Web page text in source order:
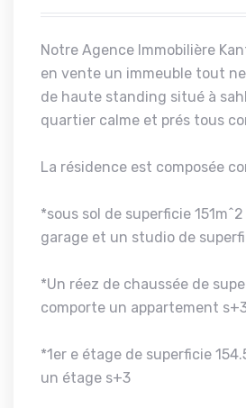
Notre Agence Immobilière
en vente un immeuble tout
de haute standing situé à
quartier calme et prés tous
La résidence est composée
*sous sol de superficie
garage et un studio de
*Un réez de chaussée de
comporte un appartement
*1er e étage de superficie
un étage s+3